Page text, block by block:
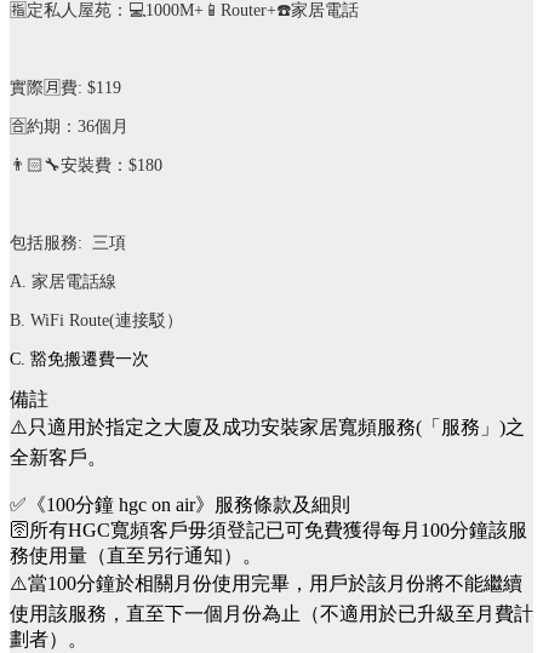
🈯️ 定私人屋苑： 💻1000M+ 📱 Router+☎️家居電話
實際 🈷️ 費: $119
🈴約期： 36個月
👨🏻‍🔧安裝費： $180
包括服務: 三項
A. 家居電話線
B. WiFi Route(連接駁）
C. 豁免搬遷費一次
備註
⚠️只適用於指定之大廈及成功安裝家居寬頻服務(「服務」)之
全新客戶。
✅《100分鐘 hgc on air》服務條款及細則
🛜所有HGC寬頻客戶毋須登記已可免費獲得每月100分鐘該服
務使用量（直至另行通知）。
⚠️當100分鐘於相關月份使用完畢，用戶於該月份將不能繼續
使用該服務，直至下一個月份為止（不適用於已升級至月費計
劃者）。